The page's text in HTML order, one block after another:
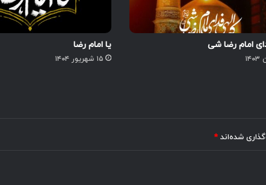
امام رضا شی یا امام رضا
۱۵ شهریور ۱۴۰۴
شده‌اند *